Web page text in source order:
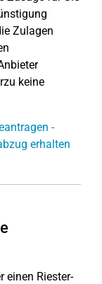
Zulagen
keine
-
erhalten
einen Riester-